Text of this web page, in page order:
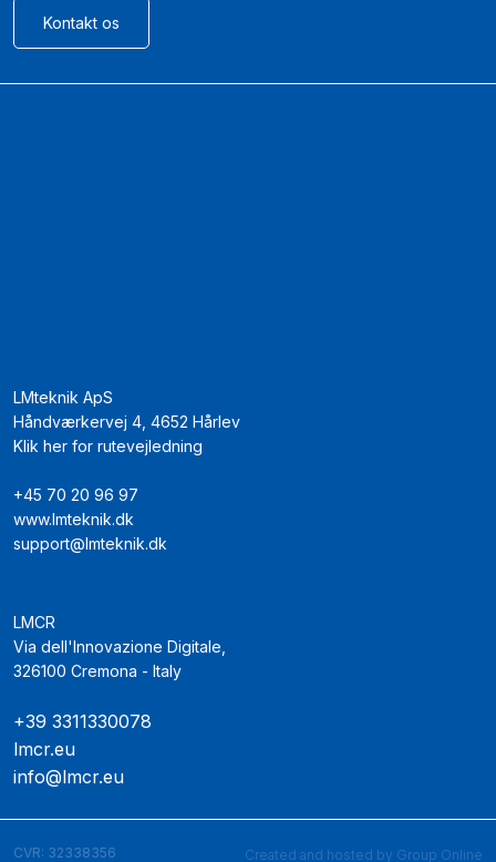
Kontakt os
LMteknik ApS
Håndværkervej 4, 4652 Hårlev
Klik her for rutevejledning
+45 70 20 96 97
www.lmteknik.dk
support@lmteknik.dk
LMCR
Via dell'Innovazione Digitale,
​326100 Cremona - Italy
+39 3311330078
lmcr.eu
info@lmcr.eu
CVR​: 32338356 Created and hosted by Group Online